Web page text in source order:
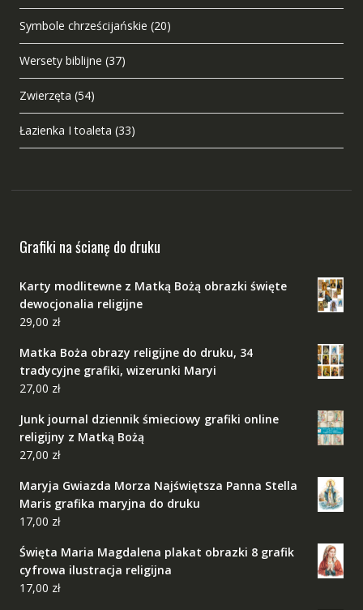
Symbole chrześcijańskie (20)
Wersety biblijne (37)
Zwierzęta (54)
Łazienka I toaleta (33)
Grafiki na ścianę do druku
Karty modlitewne z Matką Bożą obrazki święte
dewocjonalia religijne
29,00 zł
Matka Boża obrazy religijne do druku, 34
tradycyjne grafiki, wizerunki Maryi
27,00 zł
Junk journal dziennik śmieciowy grafiki online
religijny z Matką Bożą
27,00 zł
Maryja Gwiazda Morza Najświętsza Panna Stella
Maris grafika maryjna do druku
17,00 zł
Święta Maria Magdalena plakat obrazki 8 grafik
cyfrowa ilustracja religijna
17,00 zł